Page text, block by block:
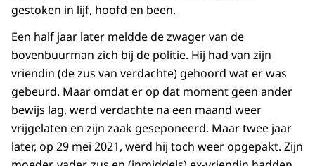
gestoken in lijf, hoofd en been.
Een half jaar later meldde de zwager van de
bovenbuurman zich bij de politie. Hij had van zijn
vriendin (de zus van verdachte) gehoord wat er was
gebeurd. Maar omdat er op dat moment geen ander
bewijs lag, werd verdachte na een maand weer
vrijgelaten en zijn zaak geseponeerd. Maar twee jaar
later, op 29 mei 2021, werd hij toch weer opgepakt. Zijn